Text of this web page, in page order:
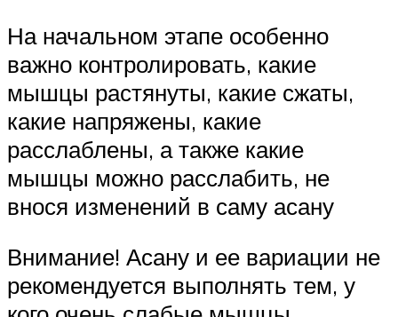
На начальном этапе особенно
важно контролировать, какие
мышцы растянуты, какие сжаты,
какие напряжены, какие
расслаблены, а также какие
мышцы можно расслабить, не
внося изменений в саму асану
Внимание! Асану и ее вариации не
рекомендуется выполнять тем, у